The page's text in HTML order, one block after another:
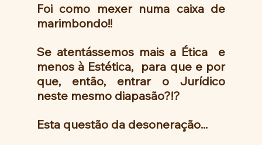
Foi como mexer numa caixa de
marimbondo!!
Se atentássemos mais a Ética  e
menos à Estética,  para que e por
que, então, entrar o Jurídico
neste mesmo diapasão?!?
Esta questão da desoneração...